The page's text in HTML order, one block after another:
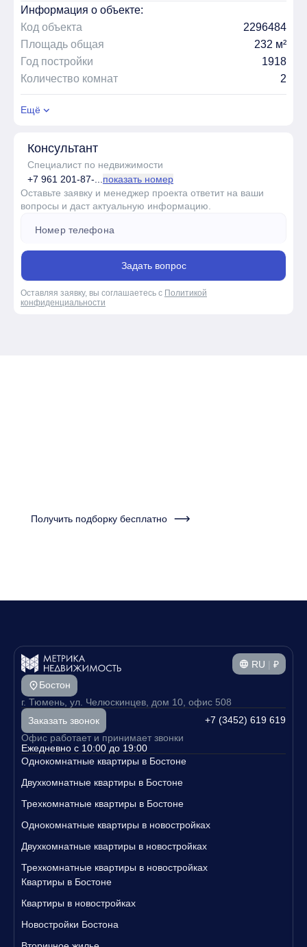
Информация о объекте:
Код объекта
2296484
Площадь общая
232 м²
Год постройки
1918
Количество комнат
2
Ещё
Консультант
Специалист по недвижимости
+7 961 201-87-... показать номер
Оставьте заявку и менеджер проекта ответит на ваши
вопросы и даст актуальную информацию.
Задать вопрос
Оставляя заявку, вы соглашаетесь с Политикой
конфиденциальности
Получить подборку бесплатно
RU | ₽
Бостон
г. Тюмень, ул. Челюскинцев, дом 10, офис 508
Заказать звонок
+7 (3452) 619 619
Офис работает и принимает звонки
Ежедневно с 10:00 до 19:00
Однокомнатные квартиры в Бостоне
Двухкомнатные квартиры в Бостоне
Трехкомнатные квартиры в Бостоне
Однокомнатные квартиры в новостройках
Двухкомнатные квартиры в новостройках
Трехкомнатные квартиры в новостройках
Квартиры в Бостоне
Квартиры в новостройках
Новостройки Бостона